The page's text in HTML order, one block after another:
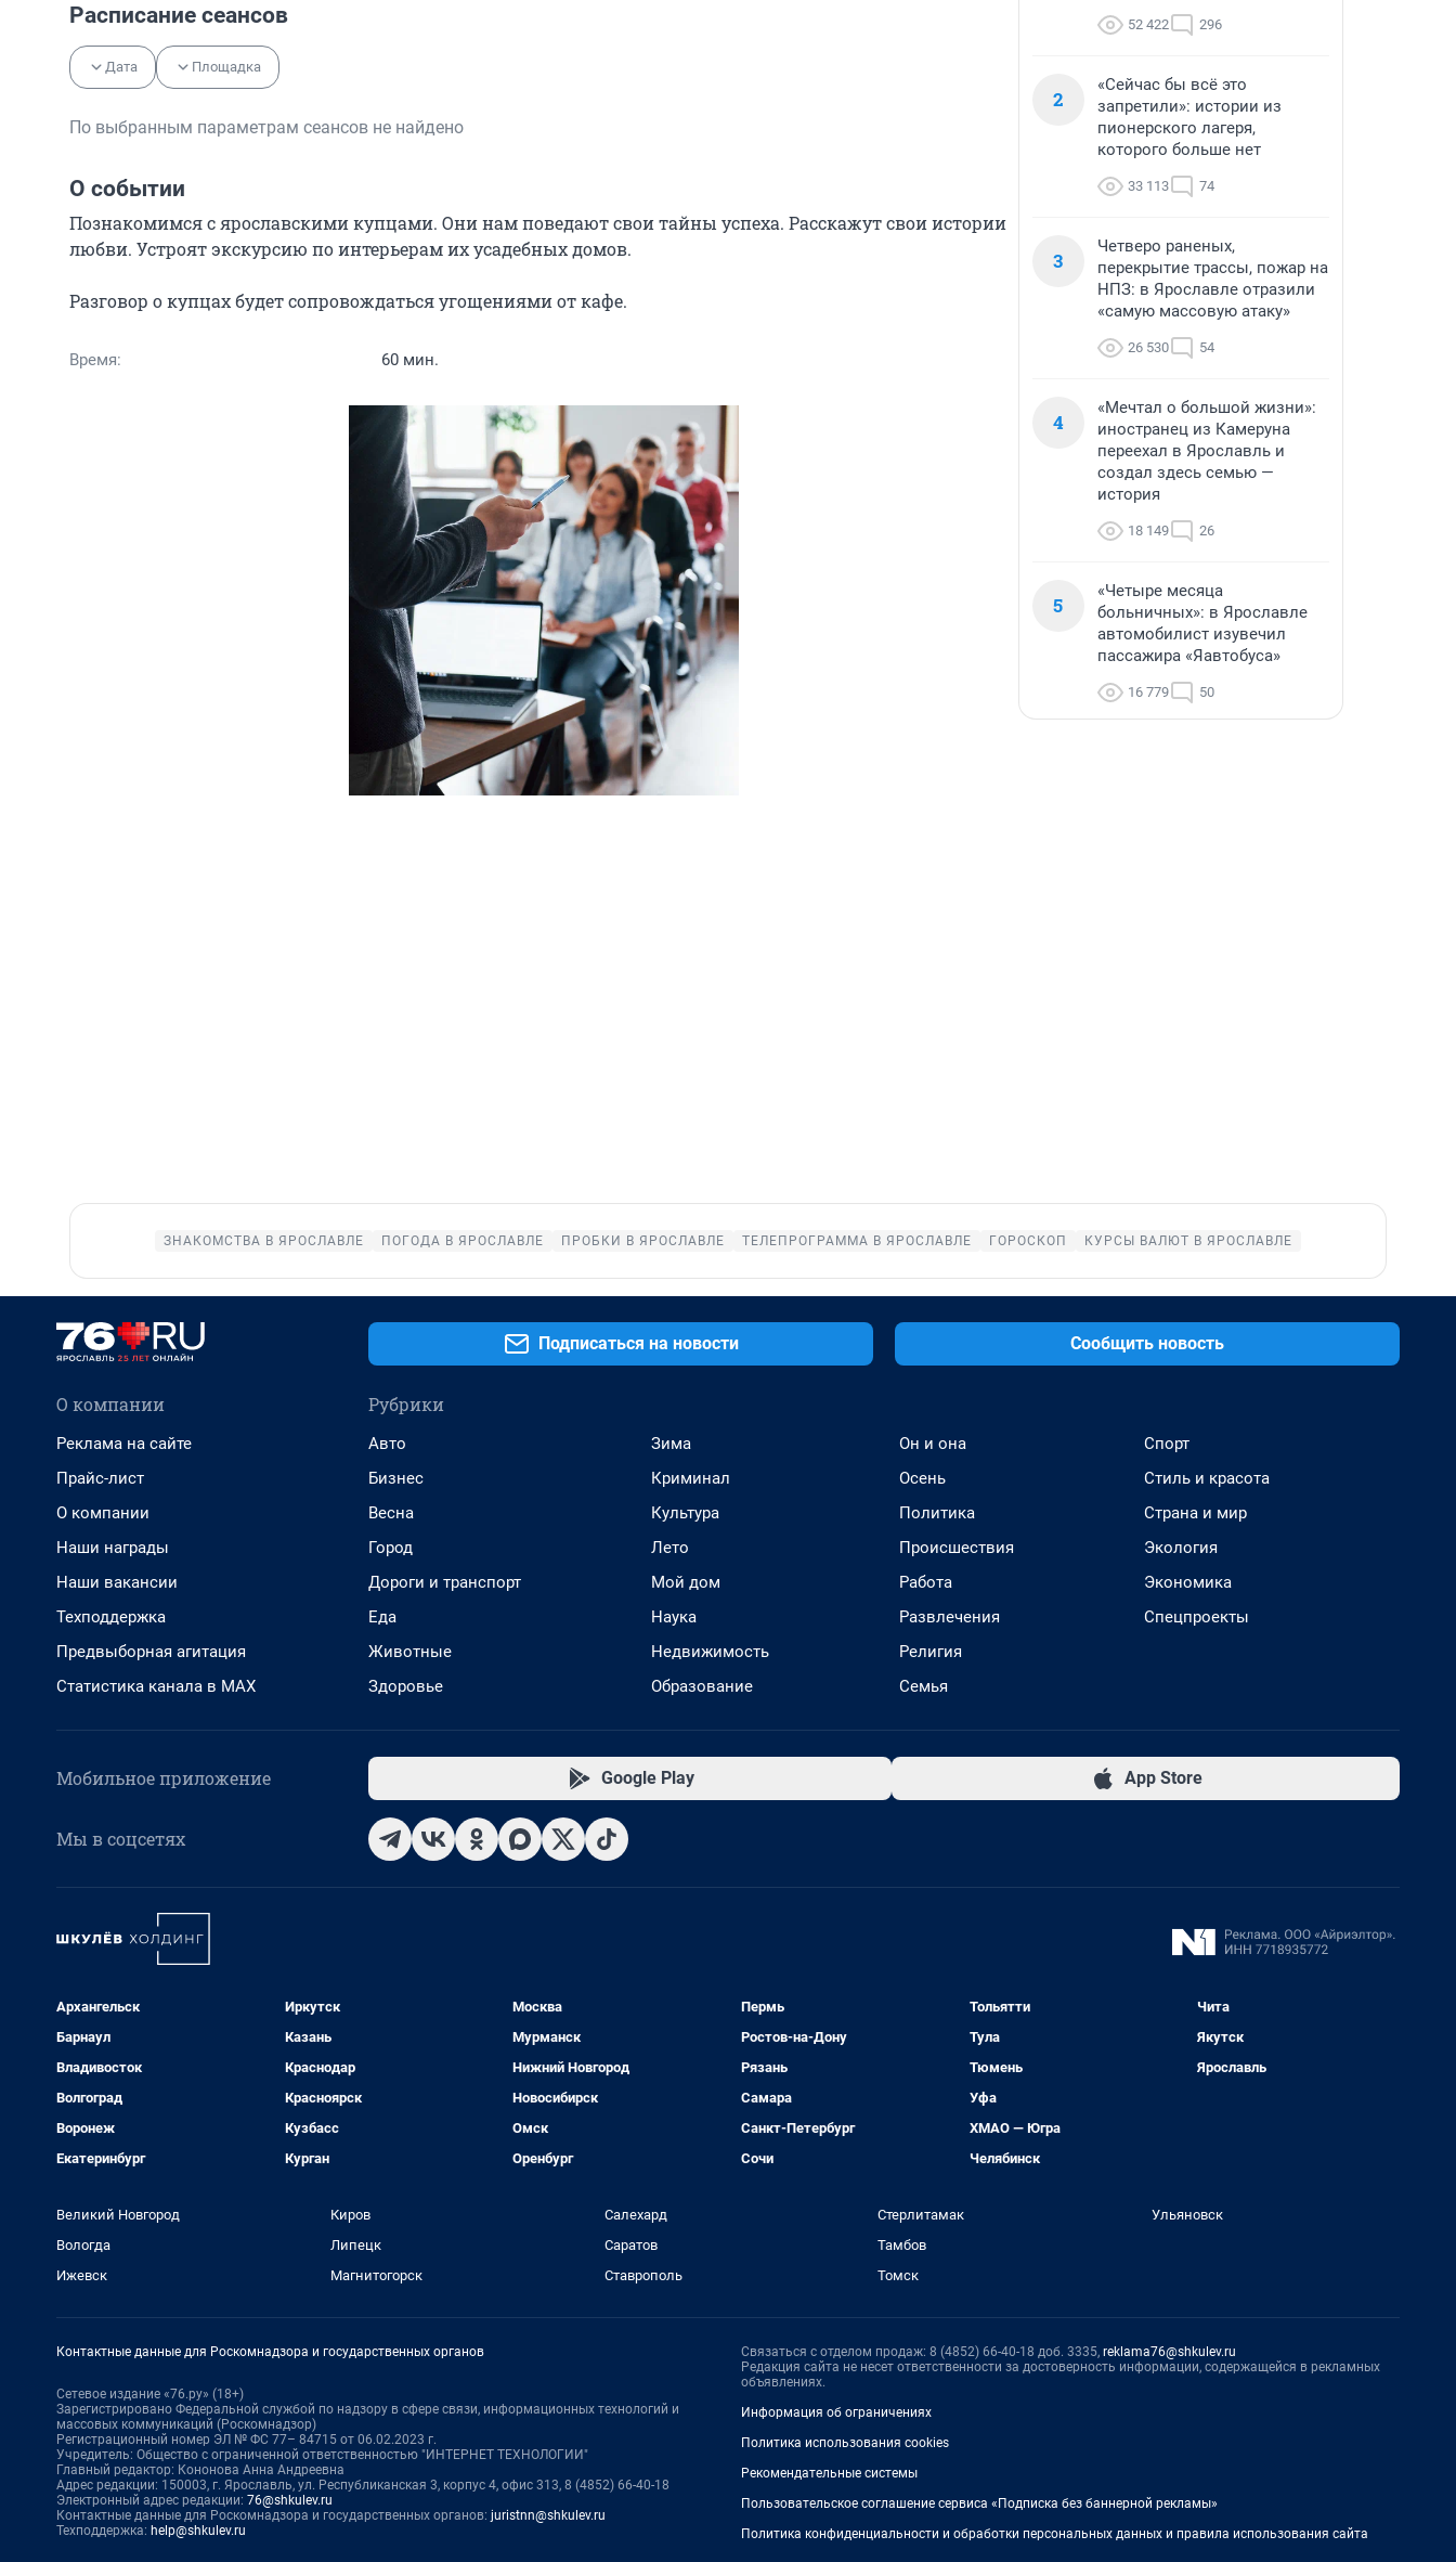
Расписание сеансов
Дата Площадка
По выбранным параметрам сеансов не найдено
О событии
Познакомимся с ярославскими купцами. Они нам поведают свои тайны успеха. Расскажут свои истории
любви. Устроят экскурсию по интерьерам их усадебных домов.
Разговор о купцах будет сопровождаться угощениями от кафе.
Время: 60 мин.
52 422 296
2
«Сейчас бы всё это
запретили»: истории из
пионерского лагеря,
которого больше нет
33 113 74
3
Четверо раненых,
перекрытие трассы, пожар на
НПЗ: в Ярославле отразили
«самую массовую атаку»
26 530 54
4
«Мечтал о большой жизни»:
иностранец из Камеруна
переехал в Ярославль и
создал здесь семью —
история
18 149 26
5
«Четыре месяца
больничных»: в Ярославле
автомобилист изувечил
пассажира «Яавтобуса»
16 779 50
ЗНАКОМСТВА В ЯРОСЛАВЛЕ ПОГОДА В ЯРОСЛАВЛЕ ПРОБКИ В ЯРОСЛАВЛЕ ТЕЛЕПРОГРАММА В ЯРОСЛАВЛЕ ГОРОСКОП КУРСЫ ВАЛЮТ В ЯРОСЛАВЛЕ
Подписаться на новости Сообщить новость
О компании
Реклама на сайте
Прайс-лист
О компании
Наши награды
Наши вакансии
Техподдержка
Предвыборная агитация
Статистика канала в MAX
Рубрики
Авто
Бизнес
Весна
Город
Дороги и транспорт
Еда
Животные
Здоровье
Зима
Криминал
Культура
Лето
Мой дом
Наука
Недвижимость
Образование
Он и она
Осень
Политика
Происшествия
Работа
Развлечения
Религия
Семья
Спорт
Стиль и красота
Страна и мир
Экология
Экономика
Спецпроекты
Мобильное приложение Google Play App Store
Мы в соцсетях
Архангельск
Барнаул
Владивосток
Волгоград
Воронеж
Екатеринбург
Иркутск
Казань
Краснодар
Красноярск
Кузбасс
Курган
Москва
Мурманск
Нижний Новгород
Новосибирск
Омск
Оренбург
Пермь
Ростов-на-Дону
Рязань
Самара
Санкт-Петербург
Сочи
Тольятти
Тула
Тюмень
Уфа
ХМАО — Югра
Челябинск
Чита
Якутск
Ярославль
Великий Новгород
Вологда
Ижевск
Киров
Липецк
Магнитогорск
Салехард
Саратов
Ставрополь
Стерлитамак
Тамбов
Томск
Ульяновск
Контактные данные для Роскомнадзора и государственных органов
Сетевое издание «76.ру» (18+)
Зарегистрировано Федеральной службой по надзору в сфере связи, информационных технологий и
массовых коммуникаций (Роскомнадзор)
Регистрационный номер ЭЛ № ФС 77– 84715 от 06.02.2023 г.
Учредитель: Общество с ограниченной ответственностью "ИНТЕРНЕТ ТЕХНОЛОГИИ"
Главный редактор: Кононова Анна Андреевна
Адрес редакции: 150003, г. Ярославль, ул. Республиканская 3, корпус 4, офис 313, 8 (4852) 66-40-18
Электронный адрес редакции: 76@shkulev.ru
Контактные данные для Роскомнадзора и государственных органов: juristnn@shkulev.ru
Техподдержка: help@shkulev.ru
Связаться с отделом продаж: 8 (4852) 66-40-18 доб. 3335, reklama76@shkulev.ru
Редакция сайта не несет ответственности за достоверность информации, содержащейся в рекламных
объявлениях.
Информация об ограничениях
Политика использования cookies
Рекомендательные системы
Пользовательское соглашение сервиса «Подписка без баннерной рекламы»
Политика конфиденциальности и обработки персональных данных и правила использования сайта